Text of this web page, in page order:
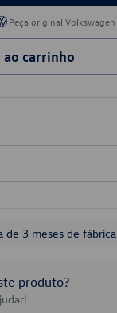
Peça original Volkswagen
carrinho
de 3 meses de fábrica
produto?